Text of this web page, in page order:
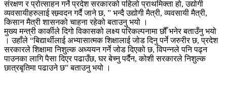
संरक्षण र प्रोत्साहन गर्ने प्रदेश सरकारको पहिलो प्राथमिक्ता हो, उद्योगी
व्यवसायीहरुलाई सम्र्वदन गर्दै जाने छ, ” भन्दै उद्योगी मैत्री, व्यवसायी मैत्री,
किसान मैत्री शासनको चाहना रहेको बताउनु भयो ।
मुख्य मन्त्री कार्कीले दिगो विकासको लक्ष्य परिकल्पनामा छौँ भनेर बताउँनु भयो
। उहाँले “बिद्यार्थीलाई अभ्यासात्मक शिक्षालाई जोड दिनु पर्ने जरुरीर छ, प्रदेश
सरकारले शिक्षामा निशुल्क अध्ययन गर्ने जोड दिएको छ, विपन्नले पनि पढ्न
पाउनका लागि पैसा दिएर पढाउँछ, घर बेच्नु पर्दैन, कोशी सरकारले निशुल्क
छात्रबृतिमा पढाउने छ” बताउनु भयो ।